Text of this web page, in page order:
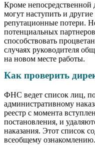
Кроме непосредственной
могут наступить и
репутационные потери.
потенциальных
способствовать
случаях руководителя
на новом месте работы.
Как проверить
ФНС ведет список лиц,
административному
реестр с момента
постановления, и
наказания. Этот список
всеобщему ознакомлению.